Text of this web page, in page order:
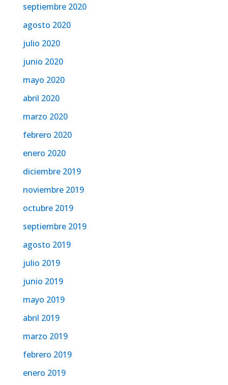
septiembre 2020
agosto 2020
julio 2020
junio 2020
mayo 2020
abril 2020
marzo 2020
febrero 2020
enero 2020
diciembre 2019
noviembre 2019
octubre 2019
septiembre 2019
agosto 2019
julio 2019
junio 2019
mayo 2019
abril 2019
marzo 2019
febrero 2019
enero 2019